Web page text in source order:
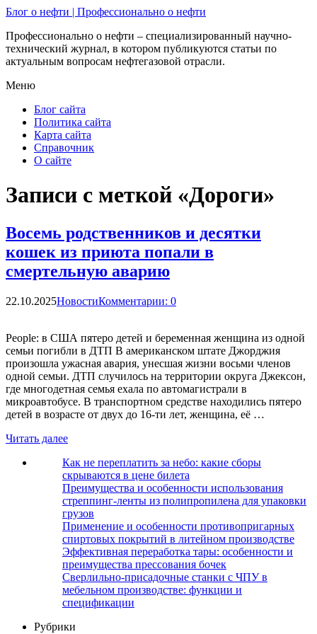
Блог о нефти | Профессионально о нефти
Профессионально о нефти – специализированный научно-
технический журнал, в котором публикуются статьи по
актуальным вопросам нефтегазовой отрасли.
Меню
Блог сайта
Политика сайта
Карта сайта
Справочник
О сайте
Записи с меткой «Дороги»
Восемь родственников и десятки
кошек из приюта попали в
смертельную аварию
22.10.2025НовостиКомментарии: 0
People: в США пятеро детей и беременная женщина из одной
семьи погибли в ДТП В американском штате Джорджия
произошла ужасная авария, унесшая жизни восьми членов
одной семьи. ДТП случилось на территории округа Джексон,
где многодетная семья ехала по автомагистрали в
микроавтобусе. В транспортном средстве находились пятеро
детей в возрасте от двух до 16-ти лет, женщина, её …
Читать далее
Как не переплатить за небо: какие сборы
скрываются в цене билета
Преимущества и особенности использования
стреппинг-ленты из полипропилена для упаковки
грузов
Применение и особенности противопригарных
спиртовых покрытий в литейном производстве
Эффективная переработка тары: особенности и
преимущества прессования бочек
Сверлильно-присадочные станки с ЧПУ в
мебельном производстве: функции и
спецификации
Рубрики